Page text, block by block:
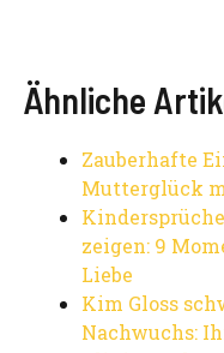
Ähnliche
Zauberhafte
Mutterglück
zeigen: 9
Liebe
Kim Gloss
Nachwuchs: